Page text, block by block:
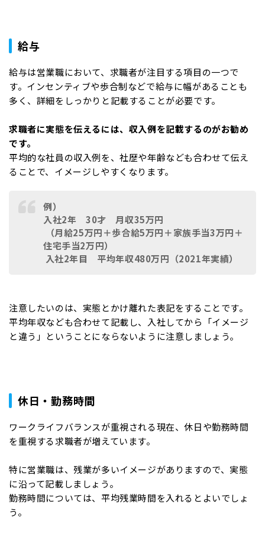
給与
給与は営業職において、求職者が注目する項目の一つで
す。インセンティブや歩合制などで給与に幅があることも
多く、詳細をしっかりと記載することが必要です。
求職者に実態を伝えるには、収入例を記載するのがお勧め
です。
平均的な社員の収入例を、社歴や年齢なども合わせて伝え
ることで、イメージしやすくなります。
例）
入社2年 30才 月収35万円
（月給25万円＋歩合給5万円＋家族手当3万円＋
住宅手当2万円）
入社2年目 平均年収480万円（2021年実績）
注意したいのは、実態とかけ離れた表記をすることです。
平均年収なども合わせて記載し、入社してから「イメージ
と違う」ということにならないように注意しましょう。
休日・勤務時間
ワークライフバランスが重視される現在、休日や勤務時間
を重視する求職者が増えています。
特に営業職は、残業が多いイメージがありますので、実態
に沿って記載しましょう。
勤務時間については、平均残業時間を入れるとよいでしょ
う。